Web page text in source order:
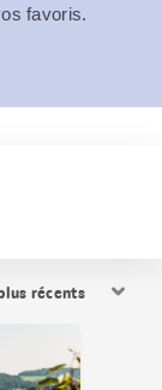
favoris.